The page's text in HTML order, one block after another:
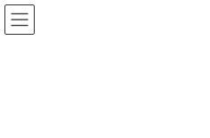
コ
ン
ナ
ビ